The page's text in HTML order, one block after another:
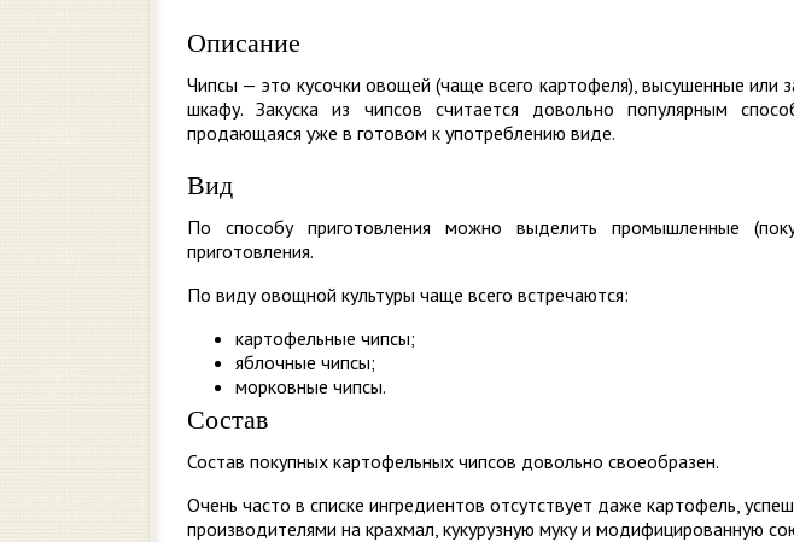
Описание
Чипсы — это кусочки овощей (чаще всего картофеля), высушенные
шкафу. Закуска из чипсов считается довольно популярным
продающаяся уже в готовом к употреблению виде.
Вид
По способу приготовления можно выделить промышленные
приготовления.
По виду овощной культуры чаще всего встречаются:
картофельные чипсы;
яблочные чипсы;
морковные чипсы.
Состав
Состав покупных картофельных чипсов довольно своеобразен.
Очень часто в списке ингредиентов отсутствует даже картофель,
производителями на крахмал, кукурузную муку и модифицированную